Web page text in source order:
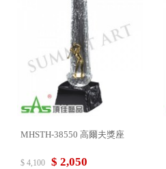
MHSTH-38550 高爾夫獎座
$ 4,100 $ 2,050